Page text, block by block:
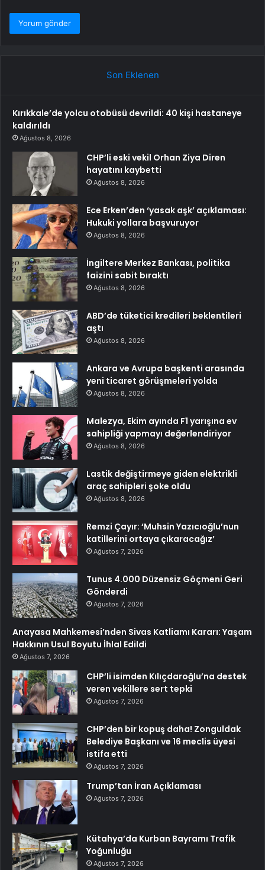
Son Eklenen
Kırıkkale’de yolcu otobüsü devrildi: 40 kişi hastaneye
kaldırıldı
Ağustos 8, 2026
CHP’li eski vekil Orhan Ziya Diren
hayatını kaybetti
Ağustos 8, 2026
Ece Erken’den ‘yasak aşk’ açıklaması:
Hukuki yollara başvuruyor
Ağustos 8, 2026
İngiltere Merkez Bankası, politika
faizini sabit bıraktı
Ağustos 8, 2026
ABD’de tüketici kredileri beklentileri
aştı
Ağustos 8, 2026
Ankara ve Avrupa başkenti arasında
yeni ticaret görüşmeleri yolda
Ağustos 8, 2026
Malezya, Ekim ayında F1 yarışına ev
sahipliği yapmayı değerlendiriyor
Ağustos 8, 2026
Lastik değiştirmeye giden elektrikli
araç sahipleri şoke oldu
Ağustos 8, 2026
Remzi Çayır: ‘Muhsin Yazıcıoğlu’nun
katillerini ortaya çıkaracağız’
Ağustos 7, 2026
Tunus 4.000 Düzensiz Göçmeni Geri
Gönderdi
Ağustos 7, 2026
Anayasa Mahkemesi’nden Sivas Katliamı Kararı: Yaşam
Hakkının Usul Boyutu İhlal Edildi
Ağustos 7, 2026
CHP’li isimden Kılıçdaroğlu’na destek
veren vekillere sert tepki
Ağustos 7, 2026
CHP’den bir kopuş daha! Zonguldak
Belediye Başkanı ve 16 meclis üyesi
istifa etti
Ağustos 7, 2026
Trump’tan İran Açıklaması
Ağustos 7, 2026
Kütahya’da Kurban Bayramı Trafik
Yoğunluğu
Ağustos 7, 2026